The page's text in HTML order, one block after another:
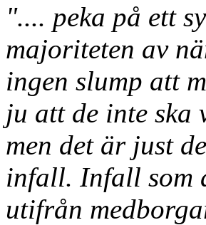
".... peka på ett
majoriteten av
ingen slump att
ju att de inte
men det är just
infall. Infall som
utifrån